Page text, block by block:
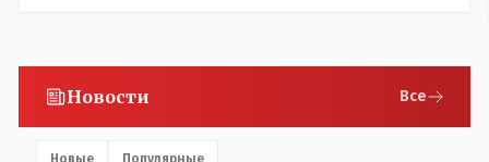
Новости Все
Новые Популярные